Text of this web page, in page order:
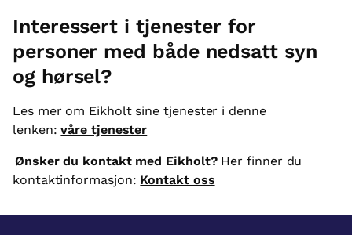
Interessert i tjenester for
personer med både nedsatt syn
og hørsel?
Les mer om Eikholt sine tjenester i denne
lenken:våre tjenester
Ønsker du kontakt med Eikholt?Her finner du
kontaktinformasjon: Kontakt oss